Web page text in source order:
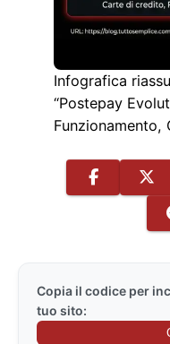
Infografica
“Postepay
Funzionamento,
Copia il codice per
tuo sito: